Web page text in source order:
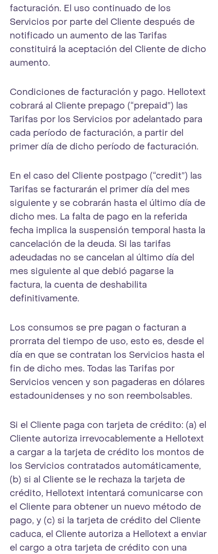
facturación. El uso continuado de los
Servicios por parte del Cliente después de
notificado un aumento de las Tarifas
constituirá la aceptación del Cliente de dicho
aumento.
Condiciones de facturación y pago. Hellotext
cobrará al Cliente prepago (“prepaid”) las
Tarifas por los Servicios por adelantado para
cada período de facturación, a partir del
primer día de dicho período de facturación.
En el caso del Cliente postpago (“credit”) las
Tarifas se facturarán el primer día del mes
siguiente y se cobrarán hasta el último día de
dicho mes. La falta de pago en la referida
fecha implica la suspensión temporal hasta la
cancelación de la deuda. Si las tarifas
adeudadas no se cancelan al último día del
mes siguiente al que debió pagarse la
factura, la cuenta de deshabilita
definitivamente.
Los consumos se pre pagan o facturan a
prorrata del tiempo de uso, esto es, desde el
día en que se contratan los Servicios hasta el
fin de dicho mes. Todas las Tarifas por
Servicios vencen y son pagaderas en dólares
estadounidenses y no son reembolsables.
Si el Cliente paga con tarjeta de crédito: (a) el
Cliente autoriza irrevocablemente a Hellotext
a cargar a la tarjeta de crédito los montos de
los Servicios contratados automáticamente,
(b) si al Cliente se le rechaza la tarjeta de
crédito, Hellotext intentará comunicarse con
el Cliente para obtener un nuevo método de
pago, y (c) si la tarjeta de crédito del Cliente
caduca, el Cliente autoriza a Hellotext a enviar
el cargo a otra tarjeta de crédito con una